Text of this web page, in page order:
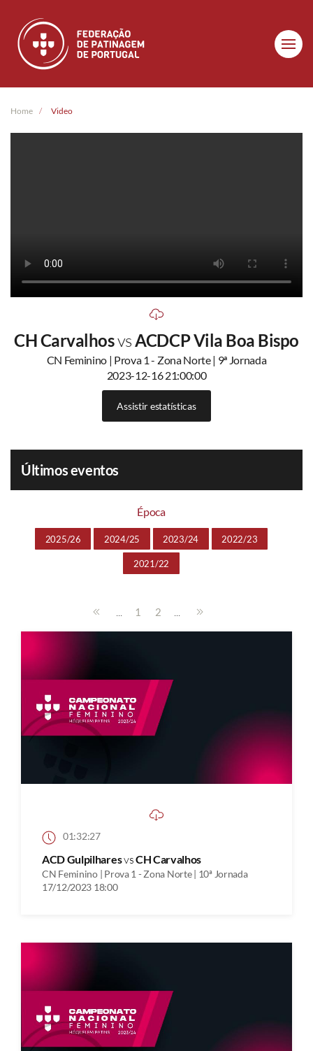
Skip to main content
Home Video
CH CarvalhosvsACDCP Vila Boa Bispo
CN Feminino | Prova 1 - Zona Norte | 9ª Jornada
2023-12-16 21:00:00
Assistir estatísticas
Últimos eventos
Época
2025/26 2024/25 2023/24 2022/23
2021/22
... 1 2 ...
01:32:27
ACD GulpilharesvsCH Carvalhos
CN Feminino | Prova 1 - Zona Norte | 10ª Jornada
17/12/2023 18:00